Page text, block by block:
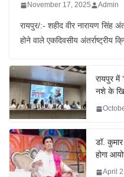
November 17, 2025 Admin
रायपुर/:- शहीद वीर नारायण सिंह
होने वाले एकदिवसीय अंतर्राष्ट्रीय
रायपुर में
नशे के
डॉ.
होगा
April